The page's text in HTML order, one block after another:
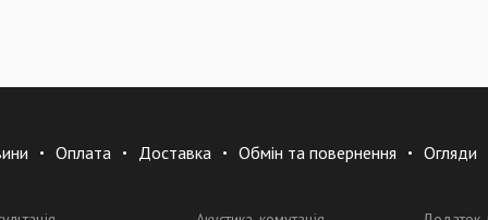
Оплата Доставка Обмін та повернення Огляди